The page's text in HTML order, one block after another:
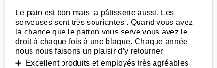
Le pain est bon mais la pâtisserie aussi. Les
serveuses sont très souriantes . Quand vous avez
la chance que le patron vous serve vous avez le
droit à chaque fois à une blague. Chaque année
nous nous faisons un plaisir d’y retourner
➕ Excellent produits et employés très agréables